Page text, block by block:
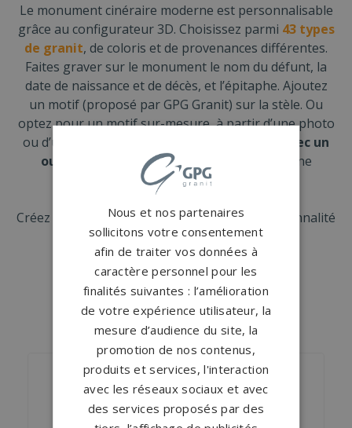
Le monument cinéraire moderne est personnalisable
grâce au configurateur 3D. Choisissez parmi 43 types
de granit, de coloris et de provenances différentes.
Faites graver sur le monument le nom du défunt, la
date de naissance et de décès, et l’épitaphe. Ajoutez
un motif (proposé par GPG Granit) sur la stèle. Ou
optez pour un motif sur-mesure, à partir d’une photo
ou d’un dessin.
Personnalisez ce cinéraire avec un
ou plusieurs accessoires
tels qu’un vase, une
jardinière, une statuette…
Créez un cinéraire moderne qui reflète la personnalité
et l’importance de la personne disparue.
NOS MONUMENTS SIMILAIRES
Nous et nos partenaires
sollicitons votre consentement
afin de traiter vos données à
caractère personnel pour les
finalités suivantes : l’amélioration
de votre expérience utilisateur, la
mesure d’audience du site, la
promotion de nos contenus,
produits et services, l'interaction
avec les réseaux sociaux et avec
des services proposés par des